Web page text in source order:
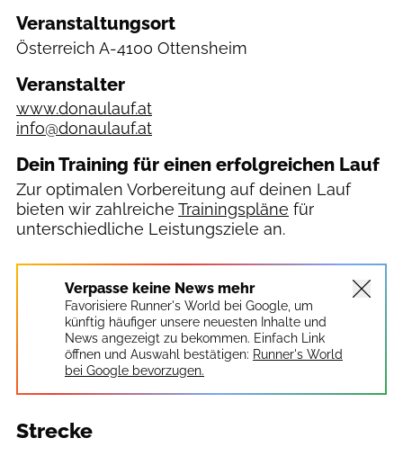
Veranstaltungsort
Österreich A-4100 Ottensheim
Veranstalter
www.donaulauf.at
info@donaulauf.at
Dein Training für einen erfolgreichen Lauf
Zur optimalen Vorbereitung auf deinen Lauf
bieten wir zahlreiche Trainingspläne für
unterschiedliche Leistungsziele an.
Verpasse keine News mehr
Favorisiere Runner's World bei Google, um
künftig häufiger unsere neuesten Inhalte und
News angezeigt zu bekommen. Einfach Link
öffnen und Auswahl bestätigen: Runner's World
bei Google bevorzugen.
Strecke